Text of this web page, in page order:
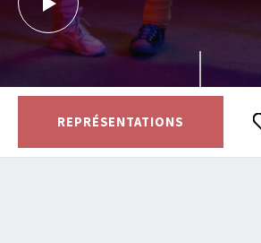
REPRÉSENTATIONS